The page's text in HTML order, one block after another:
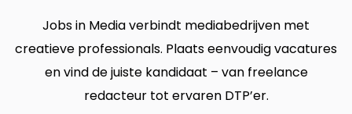
Jobs in Media verbindt mediabedrijven met
creatieve professionals. Plaats eenvoudig vacatures
en vind de juiste kandidaat – van freelance
redacteur tot ervaren DTP’er.